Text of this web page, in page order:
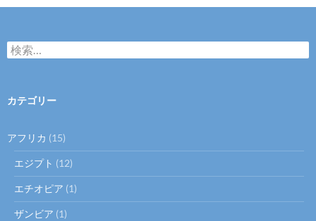
検
索:
カテゴリー
アフリカ (15)
エジプト (12)
エチオピア (1)
ザンビア (1)